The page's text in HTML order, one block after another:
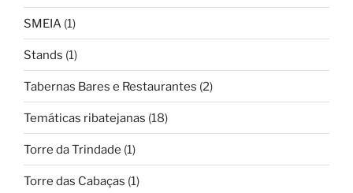
SMEIA (1)
Stands (1)
Tabernas Bares e Restaurantes (2)
Temáticas ribatejanas (18)
Torre da Trindade (1)
Torre das Cabaças (1)